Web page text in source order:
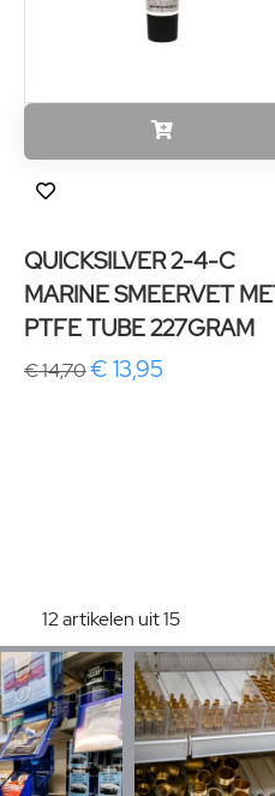
QUICKSILVER 2-4-C
MARINE SMEERVET
PTFE TUBE 227GRAM
€ 14,70€ 13,95
12 artikelen uit 15